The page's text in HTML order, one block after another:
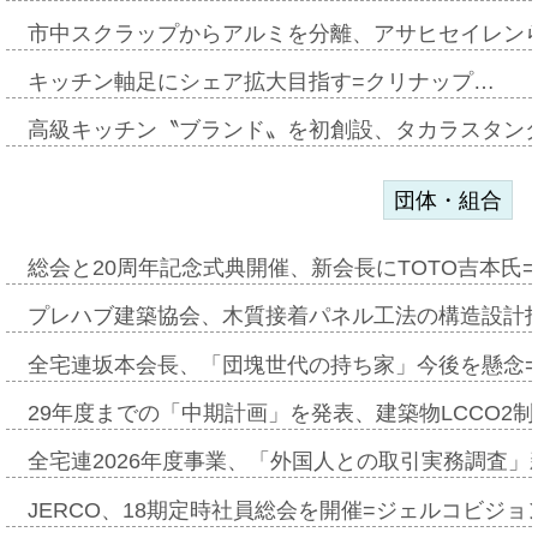
市中スクラップからアルミを分離、アサヒセイレ
キッチン軸足にシェア拡大目指す=クリナップ…
高級キッチン〝ブランド〟を初創設、タカラスタ
団体・組合
総会と20周年記念式典開催、新会長にTOTO吉本氏
プレハブ建築協会、木質接着パネル工法の構造設
全宅連坂本会長、「団塊世代の持ち家」今後を懸
29年度までの「中期計画」を発表、建築物LCCO2
全宅連2026年度事業、「外国人との取引実務調査
JERCO、18期定時社員総会を開催=ジェルコビジ